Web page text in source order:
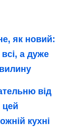
як новий:
а дуже
від
цей
кухні